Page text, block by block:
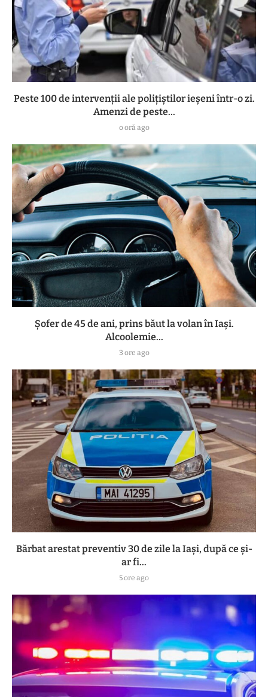
Peste 100 de intervenții ale polițiștilor ieșeni într-o zi.
Amenzi de peste...
o oră ago
Șofer de 45 de ani, prins băut la volan în Iași.
Alcoolemie...
3 ore ago
Bărbat arestat preventiv 30 de zile la Iași, după ce și-
ar fi...
5 ore ago